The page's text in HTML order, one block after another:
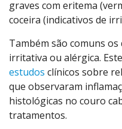
graves com eritema
coceira (indicativos de
Também são comuns
irritativa ou alérgica.
estudos clínicos sobre
que observaram
histológicas no couro
tratamentos.